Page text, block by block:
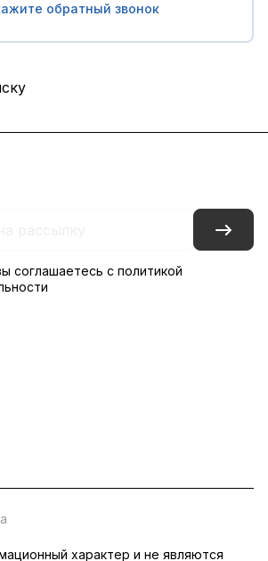
обратный звонок
соглашаетесь с политикой
характер и не являются